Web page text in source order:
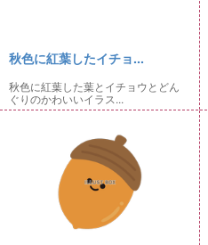
秋色に紅葉したイチョ...
秋色に紅葉した葉とイチョウとどん
ぐりのかわいいイラス...